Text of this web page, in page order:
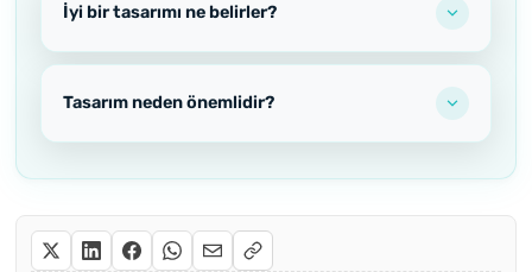
İyi bir tasarımı ne belirler?
Tasarım neden önemlidir?